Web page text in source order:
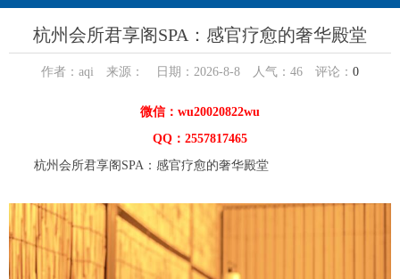
杭州会所君享阁SPA：感官疗愈的奢华殿堂
作者：aqi 来源： 日期：2026-8-8 人气： 46 评论： 0
微信：wu20020822wu
QQ：2557817465
杭州会所君享阁SPA：感官疗愈的奢华殿堂